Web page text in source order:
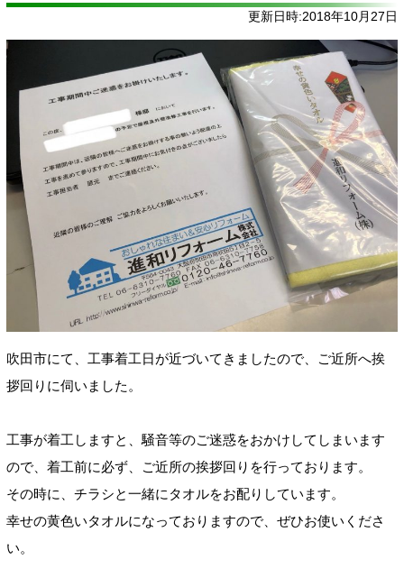
更新日時:2018年10月27日
吹田市にて、工事着工日が近づいてきましたので、ご近所へ挨
拶回りに伺いました。
工事が着工しますと、騒音等のご迷惑をおかけしてしまいます
ので、着工前に必ず、ご近所の挨拶回りを行っております。
その時に、チラシと一緒にタオルをお配りしています。
幸せの黄色いタオルになっておりますので、ぜひお使いくださ
い。